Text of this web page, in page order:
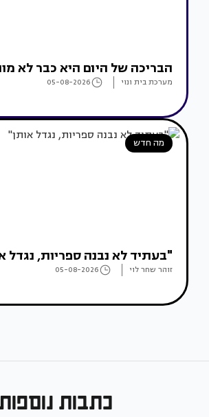
הבריכה של היום היא כבר לא
מערכת בית ונוי 05-08-2026
מה חדש
"בעתיד לא נבנה ספריות, נגדל
זוהר שחר לוי 05-08-2026
כתבות